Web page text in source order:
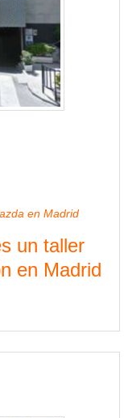
en Madrid
un taller
en Madrid